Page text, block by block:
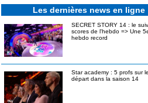
Les dernières news en ligne
SECRET STORY 14 : le
scores de l'hebdo => Une
hebdo record
Star academy : 5 profs sur le
départ dans la saison 14